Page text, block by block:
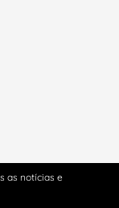
as notícias e